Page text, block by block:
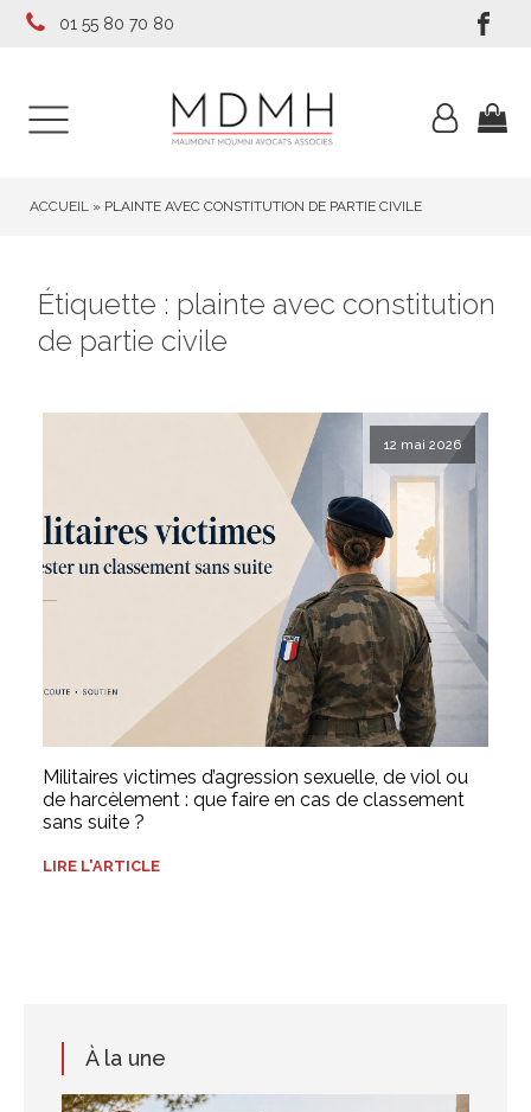
01 55 80 70 80
ACCUEIL » PLAINTE AVEC CONSTITUTION DE PARTIE CIVILE
Étiquette : plainte avec constitution
de partie civile
12 mai 2026
Militaires victimes d’agression sexuelle, de viol ou
de harcèlement : que faire en cas de classement
sans suite ?
LIRE L'ARTICLE
À la une